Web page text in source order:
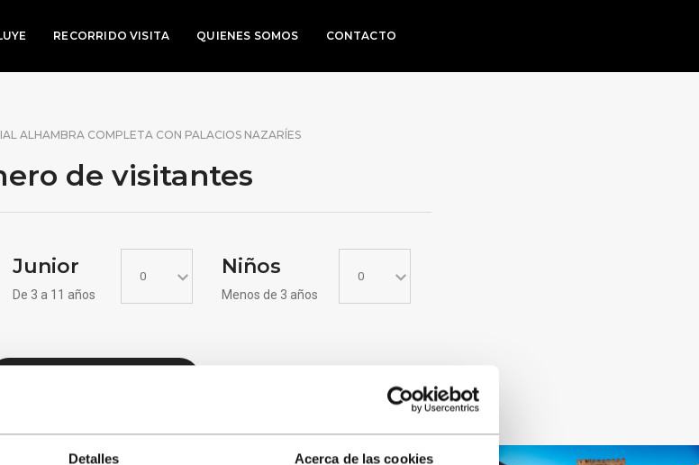
Detalles Acerca de las cookies
RECORRIDO VISITA QUIENES SOMOS CONTACTO
ALHAMBRA COMPLETA CON PALACIOS NAZARÍES
de visitantes
Junior
De 3 a 11 años
Niños
Menos de 3 años